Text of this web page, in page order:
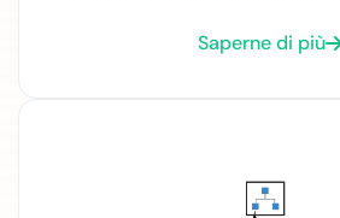
Saperne di più